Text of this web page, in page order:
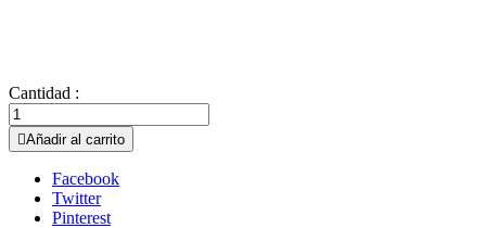
Cantidad :
Añadir al carrito
Facebook
Twitter
Pinterest